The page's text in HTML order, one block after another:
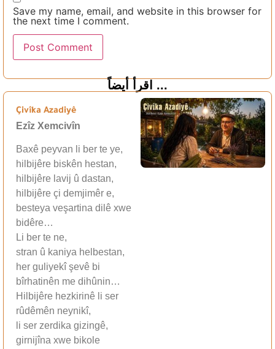
Save my name, email, and website in this browser for
the next time I comment.
اقرأ أيضاً ...
Çivîka Azadiyê
Ezîz Xemcivîn
Baxê peyvan li ber te ye,
hilbijêre biskên hestan,
hilbijêre lavij û dastan,
hilbijêre çi demjimêr e,
besteya veşartina dilê xwe
bidêre…
Li ber te ne,
stran û kaniya helbestan,
her guliyekî şevê bi
bîrhatinên me dihûnin…
Hilbijêre hezkirinê li ser
rûdêmên neynikî,
li ser zerdika gizingê,
girnijîna xwe bikole